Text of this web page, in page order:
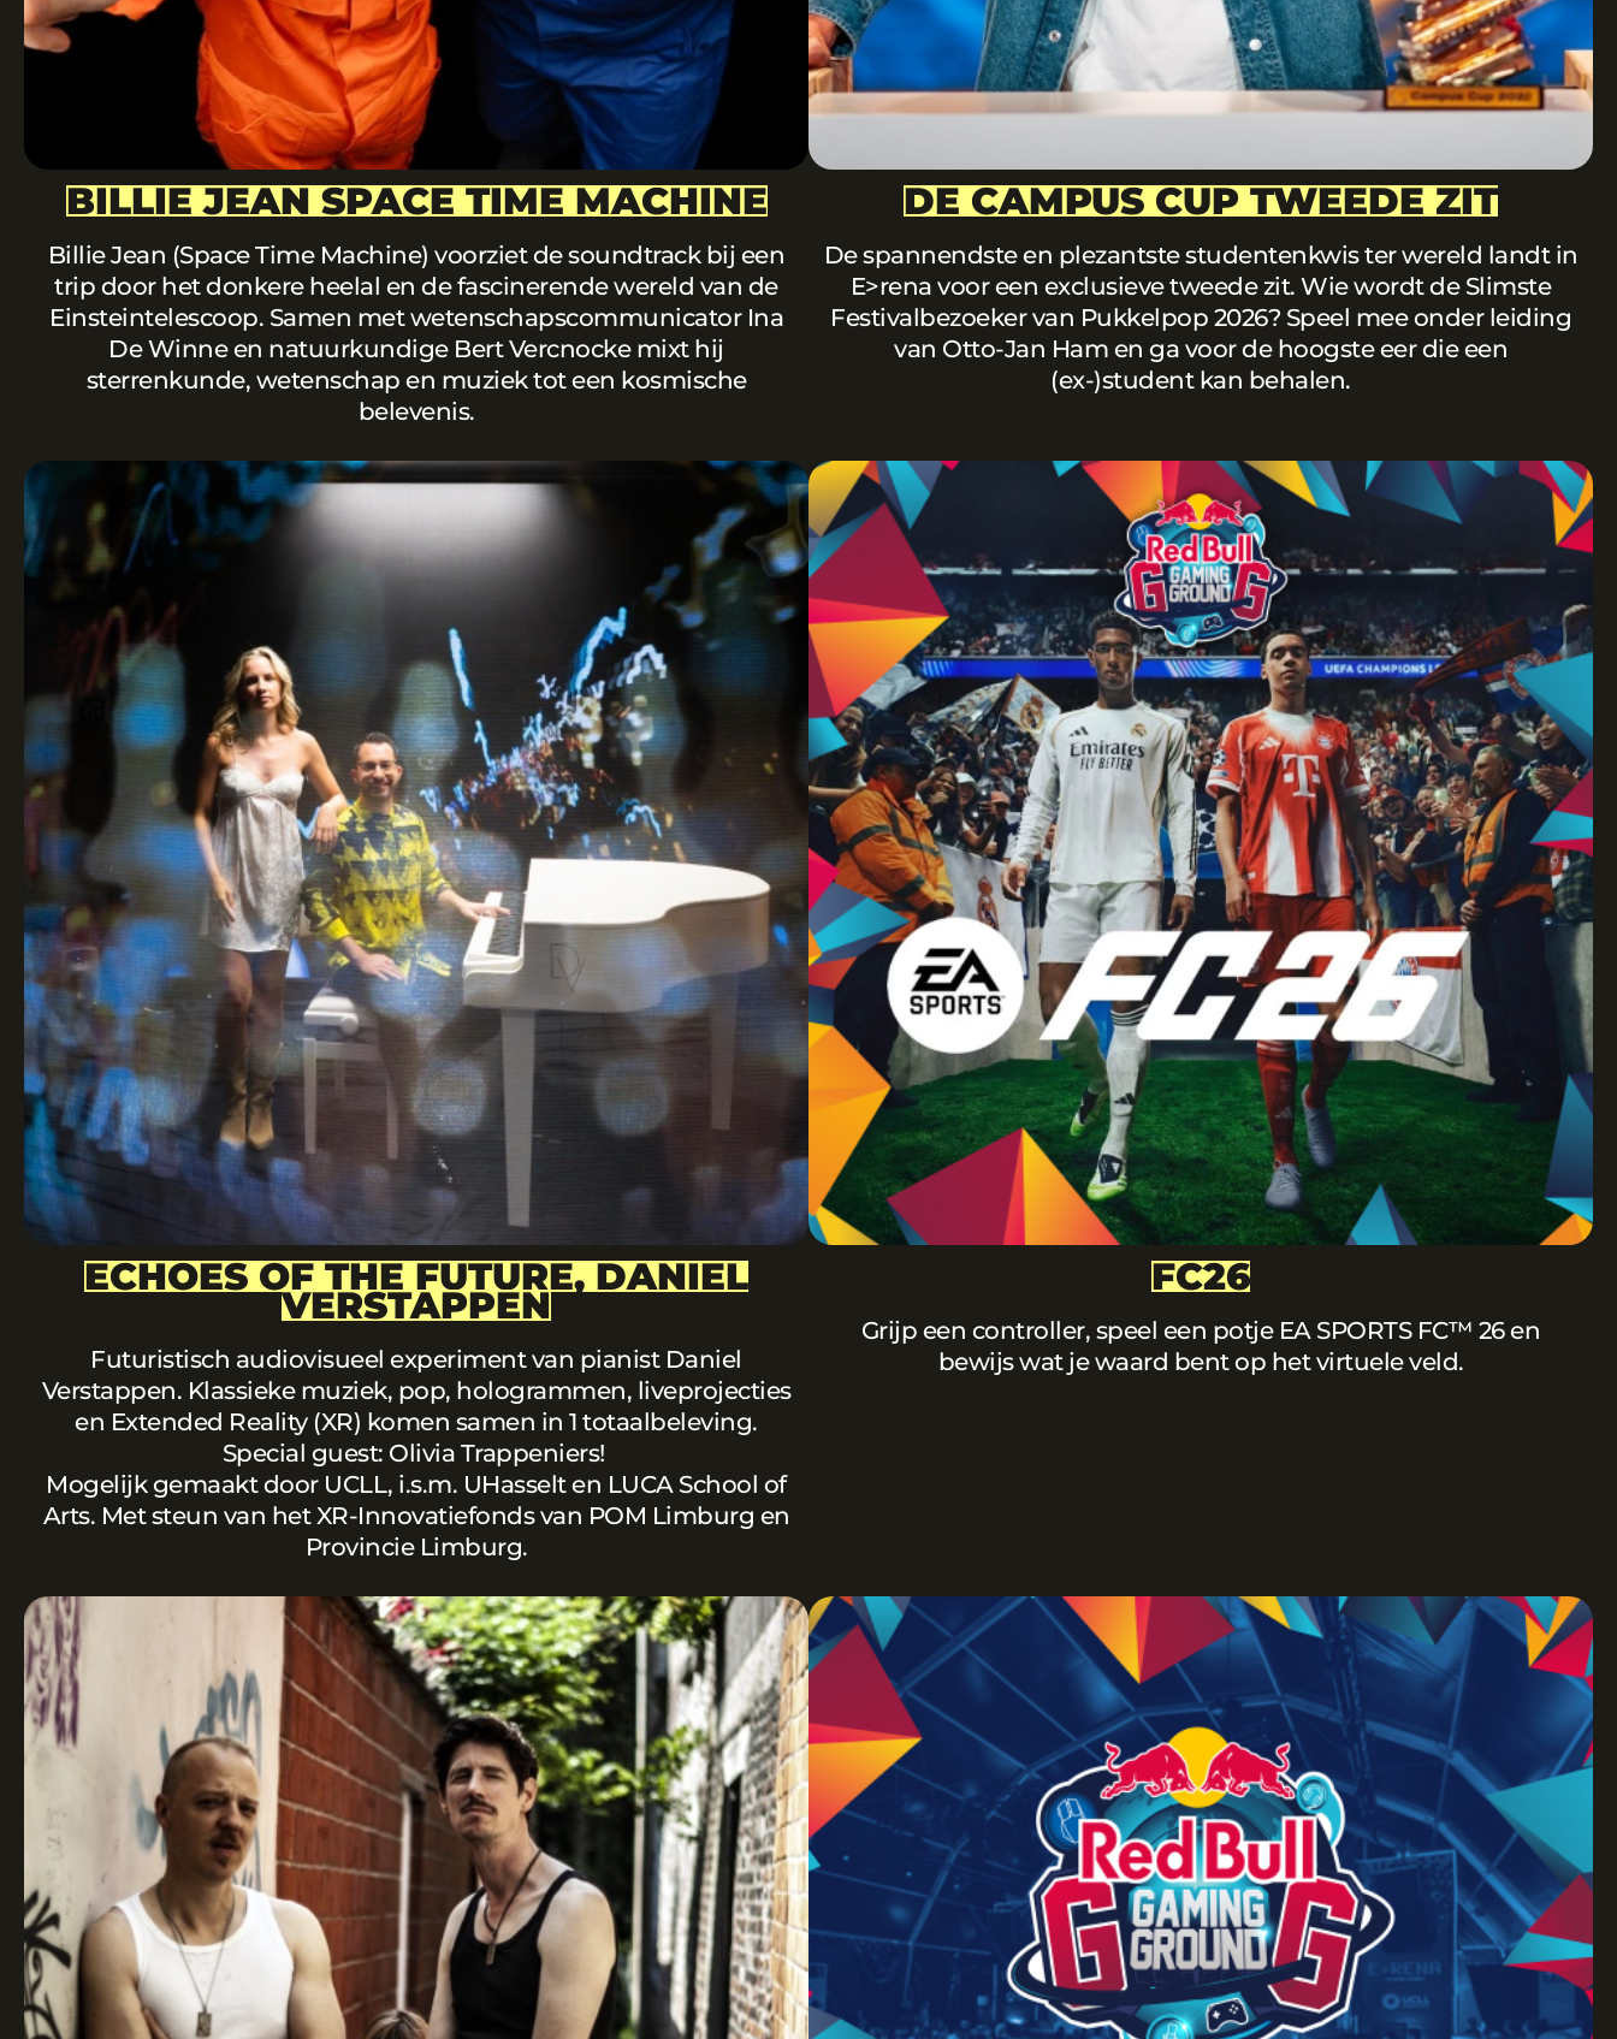
BILLIE JEAN SPACE TIME MACHINE
Billie Jean (Space Time Machine) voorziet de soundtrack bij een
trip door het donkere heelal en de fascinerende wereld van de
Einsteintelescoop. Samen met wetenschapscommunicator Ina
De Winne en natuurkundige Bert Vercnocke mixt hij
sterrenkunde, wetenschap en muziek tot een kosmische
belevenis.
DE CAMPUS CUP TWEEDE ZIT
De spannendste en plezantste studentenkwis ter wereld landt in
E>rena voor een exclusieve tweede zit. Wie wordt de Slimste
Festivalbezoeker van Pukkelpop 2026? Speel mee onder leiding
van Otto-Jan Ham en ga voor de hoogste eer die een
(ex-)student kan behalen.
ECHOES OF THE FUTURE, DANIEL
VERSTAPPEN
Futuristisch audiovisueel experiment van pianist Daniel
Verstappen. Klassieke muziek, pop, hologrammen, liveprojecties
en Extended Reality (XR) komen samen in 1 totaalbeleving.
Special guest: Olivia Trappeniers!
Mogelijk gemaakt door UCLL, i.s.m. UHasselt en LUCA School of
Arts. Met steun van het XR-Innovatiefonds van POM Limburg en
Provincie Limburg.
FC26
Grijp een controller, speel een potje EA SPORTS FC™ 26 en
bewijs wat je waard bent op het virtuele veld.